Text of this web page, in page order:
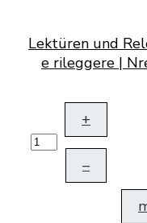
Lektüren und
e rileggere |
+
–